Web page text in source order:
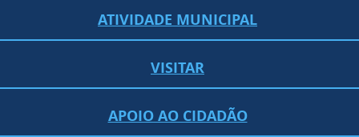
ATIVIDADE MUNICIPAL
VISITAR
APOIO AO CIDADÃO